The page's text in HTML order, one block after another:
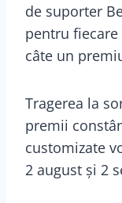
de suporter
pentru fiecare
câte un
Tragerea la
premii
customizate
2 august și 2